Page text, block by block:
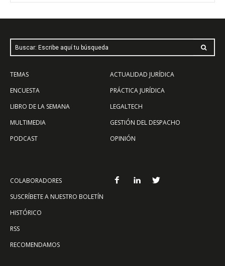
Buscar: Escribe aquí tu búsqueda
TEMAS
ENCUESTA
LIBRO DE LA SEMANA
MULTIMEDIA
PODCAST
ACTUALIDAD JURÍDICA
PRÁCTICA JURÍDICA
LEGALTECH
GESTIÓN DEL DESPACHO
OPINIÓN
COLABORADORES
SUSCRÍBETE A NUESTRO BOLETÍN
HISTÓRICO
RSS
RECOMENDAMOS